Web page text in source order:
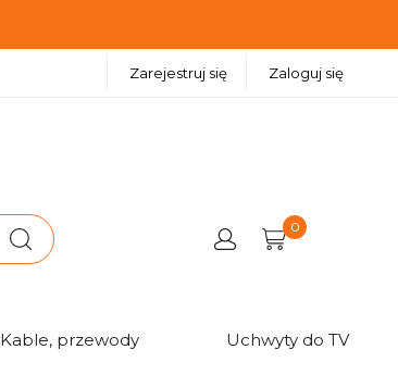
Zarejestruj się Zaloguj się
0
Kable, przewody Uchwyty do TV